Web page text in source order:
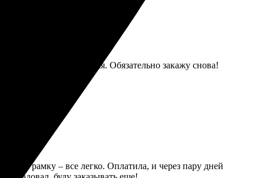
а картинка яркая. Обязательно закажу снова!
рамку – все легко. Оплатила, и через пару дней